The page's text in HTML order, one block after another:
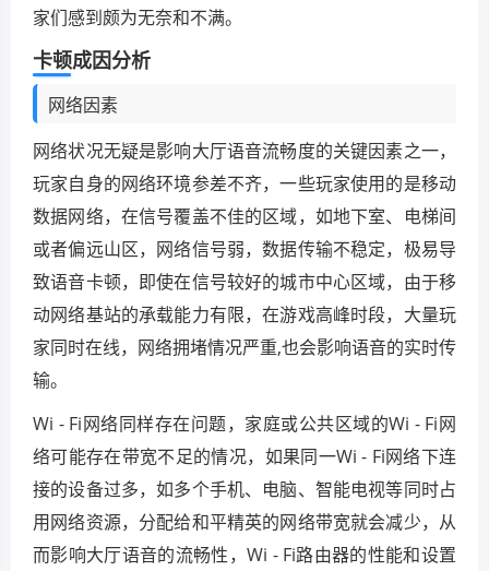
家们感到颇为无奈和不满。
卡顿成因分析
网络因素
网络状况无疑是影响大厅语音流畅度的关键因素之一，
玩家自身的网络环境参差不齐，一些玩家使用的是移动
数据网络，在信号覆盖不佳的区域，如地下室、电梯间
或者偏远山区，网络信号弱，数据传输不稳定，极易导
致语音卡顿，即使在信号较好的城市中心区域，由于移
动网络基站的承载能力有限，在游戏高峰时段，大量玩
家同时在线，网络拥堵情况严重,也会影响语音的实时传
输。
Wi - Fi网络同样存在问题，家庭或公共区域的Wi - Fi网
络可能存在带宽不足的情况，如果同一Wi - Fi网络下连
接的设备过多，如多个手机、电脑、智能电视等同时占
用网络资源，分配给和平精英的网络带宽就会减少，从
而影响大厅语音的流畅性，Wi - Fi路由器的性能和设置